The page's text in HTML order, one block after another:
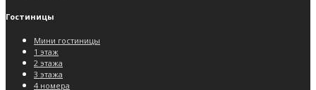
Гостиницы
Мини гостиницы
1 этаж
2 этажа
3 этажа
4 номера